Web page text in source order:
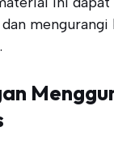
mengurangi